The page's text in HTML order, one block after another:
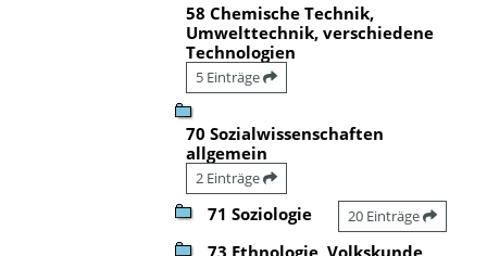
58 Chemische Technik,
Umwelttechnik, verschiedene
Technologien
5 Einträge
70 Sozialwissenschaften
allgemein
2 Einträge
71 Soziologie 20 Einträge
73 Ethnologie, Volkskunde